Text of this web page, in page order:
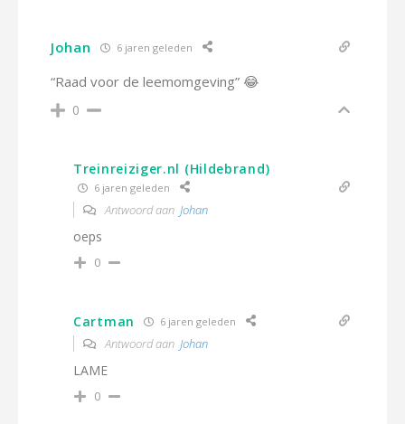
Johan 6 jaren geleden
“Raad voor de leemomgeving” 😂
0
Treinreiziger.nl (Hildebrand)
6 jaren geleden
Antwoord aan Johan
oeps
0
Cartman 6 jaren geleden
Antwoord aan Johan
LAME
0